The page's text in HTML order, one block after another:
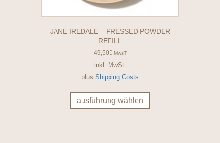
JANE IREDALE – PRESSED POWDER
REFILL
49,50€ MwsT
inkl. MwSt.
plus Shipping Costs
ausführung wählen
weist